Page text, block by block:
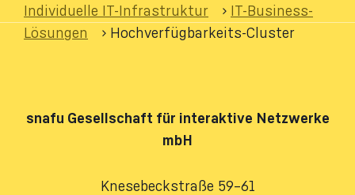
Individuelle IT-Infrastruktur › IT-Business-
Lösungen
› Hochverfügbarkeits-Cluster
snafu Gesellschaft für interaktive Netzwerke
mbH
Knesebeckstraße 59–61